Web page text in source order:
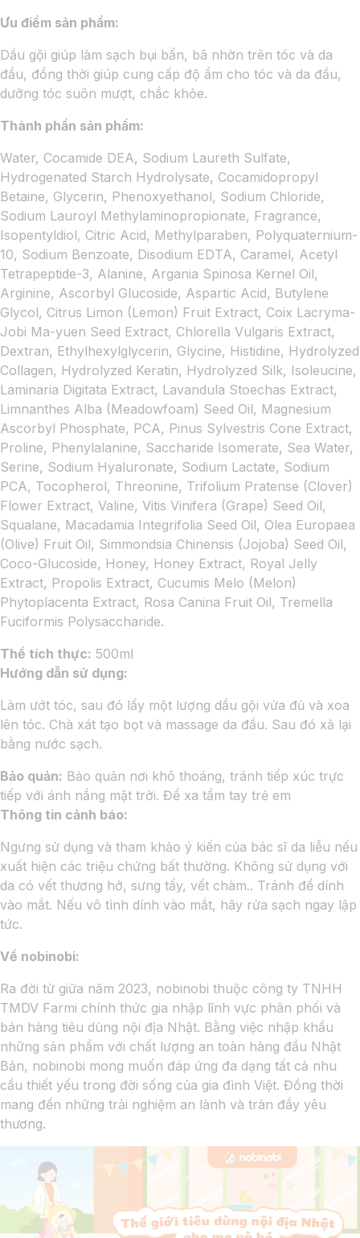
Ưu điểm sản phẩm:
Dầu gội giúp làm sạch bụi bẩn, bã nhờn trên tóc và da
đầu, đồng thời giúp cung cấp độ ẩm cho tóc và da đầu,
dưỡng tóc suôn mượt, chắc khỏe.
Thành phần sản phẩm:
Water, Cocamide DEA, Sodium Laureth Sulfate,
Hydrogenated Starch Hydrolysate, Cocamidopropyl
Betaine, Glycerin, Phenoxyethanol, Sodium Chloride,
Sodium Lauroyl Methylaminopropionate, Fragrance,
Isopentyldiol, Citric Acid, Methylparaben, Polyquaternium-
10, Sodium Benzoate, Disodium EDTA, Caramel, Acetyl
Tetrapeptide-3, Alanine, Argania Spinosa Kernel Oil,
Arginine, Ascorbyl Glucoside, Aspartic Acid, Butylene
Glycol, Citrus Limon (Lemon) Fruit Extract, Coix Lacryma-
Jobi Ma-yuen Seed Extract, Chlorella Vulgaris Extract,
Dextran, Ethylhexylglycerin, Glycine, Histidine, Hydrolyzed
Collagen, Hydrolyzed Keratin, Hydrolyzed Silk, Isoleucine,
Laminaria Digitata Extract, Lavandula Stoechas Extract,
Limnanthes Alba (Meadowfoam) Seed Oil, Magnesium
Ascorbyl Phosphate, PCA, Pinus Sylvestris Cone Extract,
Proline, Phenylalanine, Saccharide Isomerate, Sea Water,
Serine, Sodium Hyaluronate, Sodium Lactate, Sodium
PCA, Tocopherol, Threonine, Trifolium Pratense (Clover)
Flower Extract, Valine, Vitis Vinifera (Grape) Seed Oil,
Squalane, Macadamia Integrifolia Seed Oil, Olea Europaea
(Olive) Fruit Oil, Simmondsia Chinensis (Jojoba) Seed Oil,
Coco-Glucoside, Honey, Honey Extract, Royal Jelly
Extract, Propolis Extract, Cucumis Melo (Melon)
Phytoplacenta Extract, Rosa Canina Fruit Oil, Tremella
Fuciformis Polysaccharide.
Thể tích thực: 500ml
Hướng dẫn sử dụng:
Làm ướt tóc, sau đó lấy một lượng dầu gội vửa đủ và xoa
lên tóc. Chà xát tạo bọt và massage da đầu. Sau đó xả lại
bằng nước sạch.
Bảo quản: Bảo quản nơi khô thoáng, tránh tiếp xúc trực
tiếp với ánh nắng mặt trời. Để xa tầm tay trẻ em
Thông tin cảnh báo:
Ngưng sử dụng và tham khảo ý kiến của bác sĩ da liễu nếu
xuất hiện các triệu chứng bất thường. Không sử dụng với
da có vết thương hở, sưng tấy, vết chàm.. Tránh để dính
vào mắt. Nếu vô tình dính vào mắt, hãy rửa sạch ngay lập
tức.
Về nobinobi:
Ra đời từ giữa năm 2023, nobinobi thuộc công ty TNHH
TMDV Farmi chính thức gia nhập lĩnh vực phân phối và
bán hàng tiêu dùng nội địa Nhật. Bằng việc nhập khẩu
những sản phẩm với chất lượng an toàn hàng đầu Nhật
Bản, nobinobi mong muốn đáp ứng đa dạng tất cả nhu
cầu thiết yếu trong đời sống của gia đình Việt. Đồng thời
mang đến những trải nghiệm an lành và tràn đầy yêu
thương.